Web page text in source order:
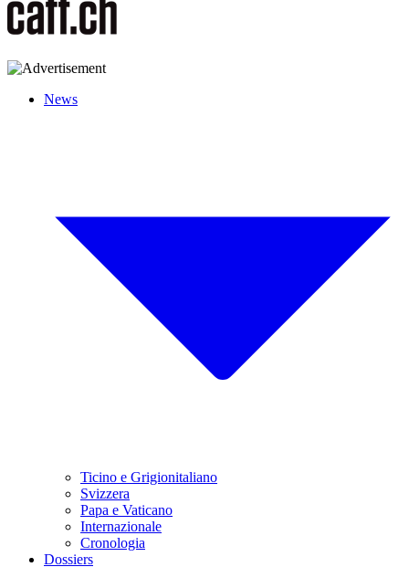
News
Ticino e Grigionitaliano
Svizzera
Papa e Vaticano
Internazionale
Cronologia
Dossiers